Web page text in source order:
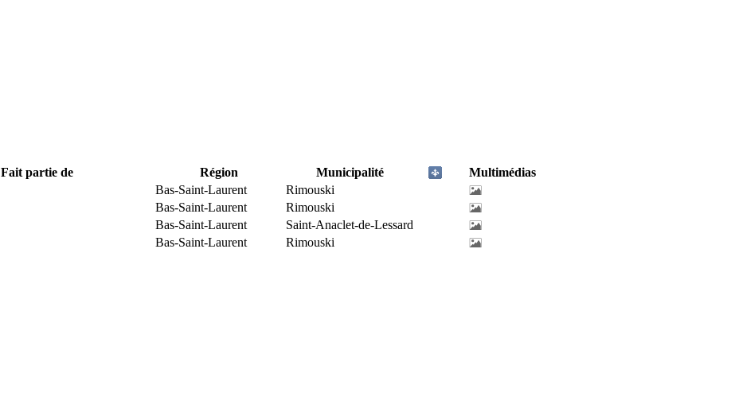
Fait partie de Région Municipalité
Multimédias
Bas-Saint-Laurent
Rimouski
Bas-Saint-Laurent
Rimouski
Bas-Saint-Laurent
Saint-Anaclet-de-Lessard
Bas-Saint-Laurent Rimouski